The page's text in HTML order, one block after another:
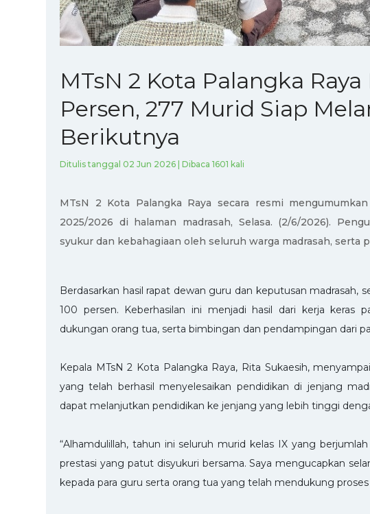
MTsN 2 Kota Palangka
Persen, 277 Murid Siap
Berikutnya
Ditulis tanggal 02 Jun 2026 | Dibaca 1601 kali
MTsN 2 Kota Palangka Raya secara resmi
2025/2026 di halaman madrasah, Selasa. (2/6/2026).
syukur dan kebahagiaan oleh seluruh warga madrasah, serta
Berdasarkan hasil rapat dewan guru dan keputusan madrasah,
100 persen. Keberhasilan ini menjadi hasil dari kerja keras
dukungan orang tua, serta bimbingan dan pendampingan dari
Kepala MTsN 2 Kota Palangka Raya, Rita Sukaesih,
yang telah berhasil menyelesaikan pendidikan di jenjang
dapat melanjutkan pendidikan ke jenjang yang lebih tinggi
“Alhamdulillah, tahun ini seluruh murid kelas IX yang
prestasi yang patut disyukuri bersama. Saya mengucapkan
kepada para guru serta orang tua yang telah mendukung proses